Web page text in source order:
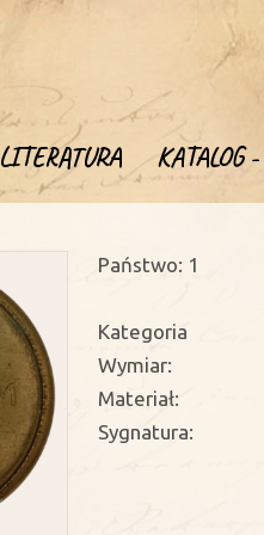
LITERATURA KATALOG -
Państwo: 1
Kategoria
Wymiar:
Materiał:
Sygnatura: